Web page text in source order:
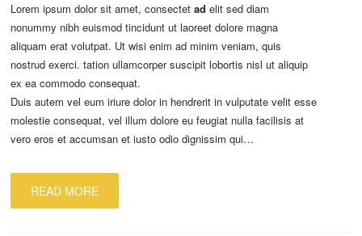
Lorem ipsum dolor sit amet, consectetad elit sed diam
nonummy nibh euismod tincidunt ut laoreet dolore magna
aliquam erat volutpat. Ut wisi enim ad minim veniam, quis
nostrud exerci. tation ullamcorper suscipit lobortis nisl ut aliquip
ex ea commodo consequat.
Duis autem vel eum iriure dolor in hendrerit in vulputate velit esse
molestie consequat, vel illum dolore eu feugiat nulla facilisis at
vero eros et accumsan et iusto odio dignissim qui…
READ MORE